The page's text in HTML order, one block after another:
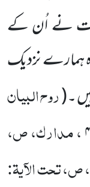
نے اُن کے
ہمارے نزدیک
۔(روح البیان
، مدارک، ص،
ص، تحت الآیۃ: